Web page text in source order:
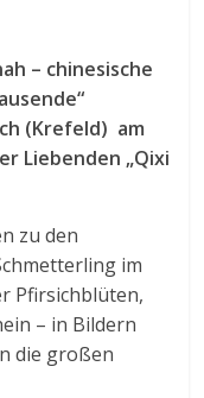
– chinesische
(Krefeld) am
Liebenden „Qixi
zu den
im
Pfirsichblüten,
– in Bildern
die großen